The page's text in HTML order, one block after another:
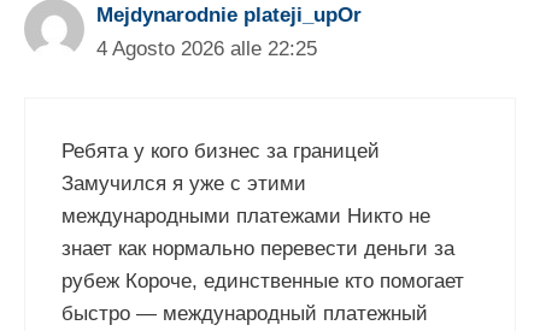
Mejdynarodnie plateji_upOr
4 Agosto 2026 alle 22:25
Ребята у кого бизнес за границей
Замучился я уже с этими
международными платежами Никто не
знает как нормально перевести деньги за
рубеж Короче, единственные кто помогает
быстро — международный платежный